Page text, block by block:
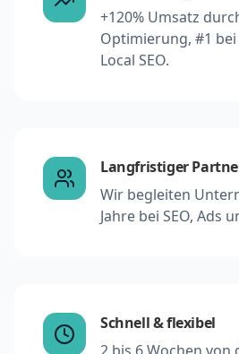
+120% Umsatz
Optimierung, #1
Local SEO.
Langfristiger
Wir begleiten
Jahre bei SEO, Ads
Schnell & flexibel